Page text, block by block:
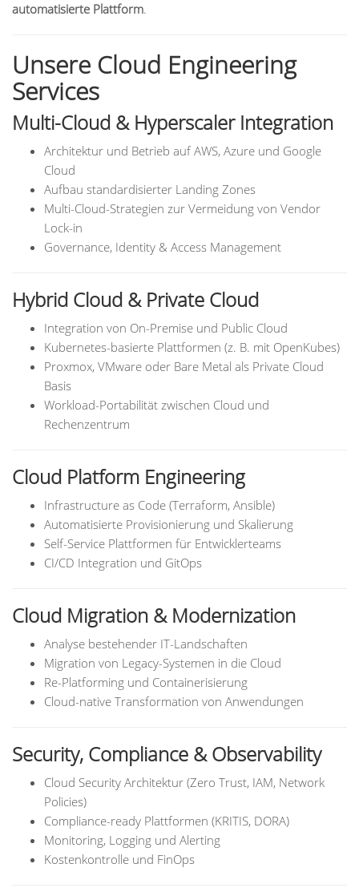
automatisierte Plattform.
Unsere Cloud Engineering
Services
Multi-Cloud & Hyperscaler Integration
Architektur und Betrieb auf AWS, Azure und Google
Cloud
Aufbau standardisierter Landing Zones
Multi-Cloud-Strategien zur Vermeidung von Vendor
Lock-in
Governance, Identity & Access Management
Hybrid Cloud & Private Cloud
Integration von On-Premise und Public Cloud
Kubernetes-basierte Plattformen (z. B. mit OpenKubes)
Proxmox, VMware oder Bare Metal als Private Cloud
Basis
Workload-Portabilität zwischen Cloud und
Rechenzentrum
Cloud Platform Engineering
Infrastructure as Code (Terraform, Ansible)
Automatisierte Provisionierung und Skalierung
Self-Service Plattformen für Entwicklerteams
CI/CD Integration und GitOps
Cloud Migration & Modernization
Analyse bestehender IT-Landschaften
Migration von Legacy-Systemen in die Cloud
Re-Platforming und Containerisierung
Cloud-native Transformation von Anwendungen
Security, Compliance & Observability
Cloud Security Architektur (Zero Trust, IAM, Network
Policies)
Compliance-ready Plattformen (KRITIS, DORA)
Monitoring, Logging und Alerting
Kostenkontrolle und FinOps